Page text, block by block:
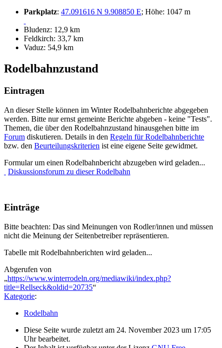
Parkplatz: 47.091616 N 9.908850 E; Höhe: 1047 m
Bludenz: 12,9 km
Feldkirch: 33,7 km
Vaduz: 54,9 km
Rodelbahnzustand
Eintragen
An dieser Stelle können im Winter Rodelbahnberichte abgegeben
werden. Bitte nur ernst gemeinte Berichte abgeben - keine "Tests".
Themen, die über den Rodelbahnzustand hinausgehen bitte im
Forum diskutieren. Details in den Regeln für Rodelbahnberichte
bzw. den Beurteilungskriterien ist eine eigene Seite gewidmet.
Formular um einen Rodelbahnbericht abzugeben wird geladen...
Diskussionsforum zu dieser Rodelbahn
Einträge
Bitte beachten: Das sind Meinungen von Rodler/innen und müssen
nicht die Meinung der Seitenbetreiber repräsentieren.
Tabelle mit Rodelbahnberichten wird geladen...
Abgerufen von
„https://www.winterrodeln.org/mediawiki/index.php?
title=Rellseck&oldid=20735“
Kategorie:
Rodelbahn
Diese Seite wurde zuletzt am 24. November 2023 um 17:05
Uhr bearbeitet.